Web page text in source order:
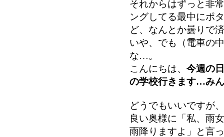
それからはずっと非
ングしてる最中にポ
ど、なんとか曇りで
いや、でも（電車の
な…。
こんにちは、 今週の
の学校行きます…み
どうでもいいですが
良い奥様に「私、雨
雨降りますよ」と言